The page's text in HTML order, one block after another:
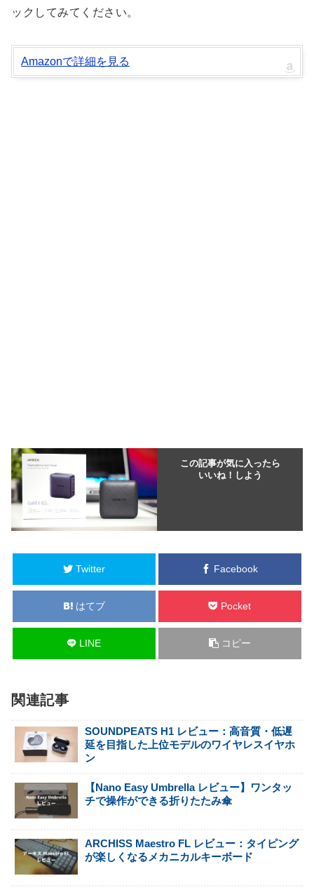
ックしてみてください。
Amazonで詳細を見る
この記事が気に入ったら
いいね！しよう
Twitter Facebook
はてブ Pocket
LINE コピー
関連記事
SOUNDPEATS H1 レビュー：高音質・低遅
延を目指した上位モデルのワイヤレスイヤホ
ン
【Nano Easy Umbrella レビュー】ワンタッ
チで操作ができる折りたたみ傘
ARCHISS Maestro FL レビュー：タイピング
が楽しくなるメカニカルキーボード